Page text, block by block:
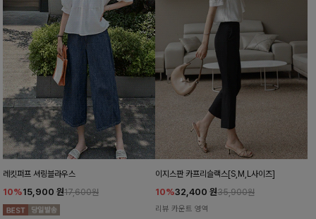
레킷퍼프 셔링블라우스
10%15,900 원17,600원
이지스판 카프리슬랙스[S,M,L사이즈]
10%32,400 원35,900원
리뷰 카운트 영역